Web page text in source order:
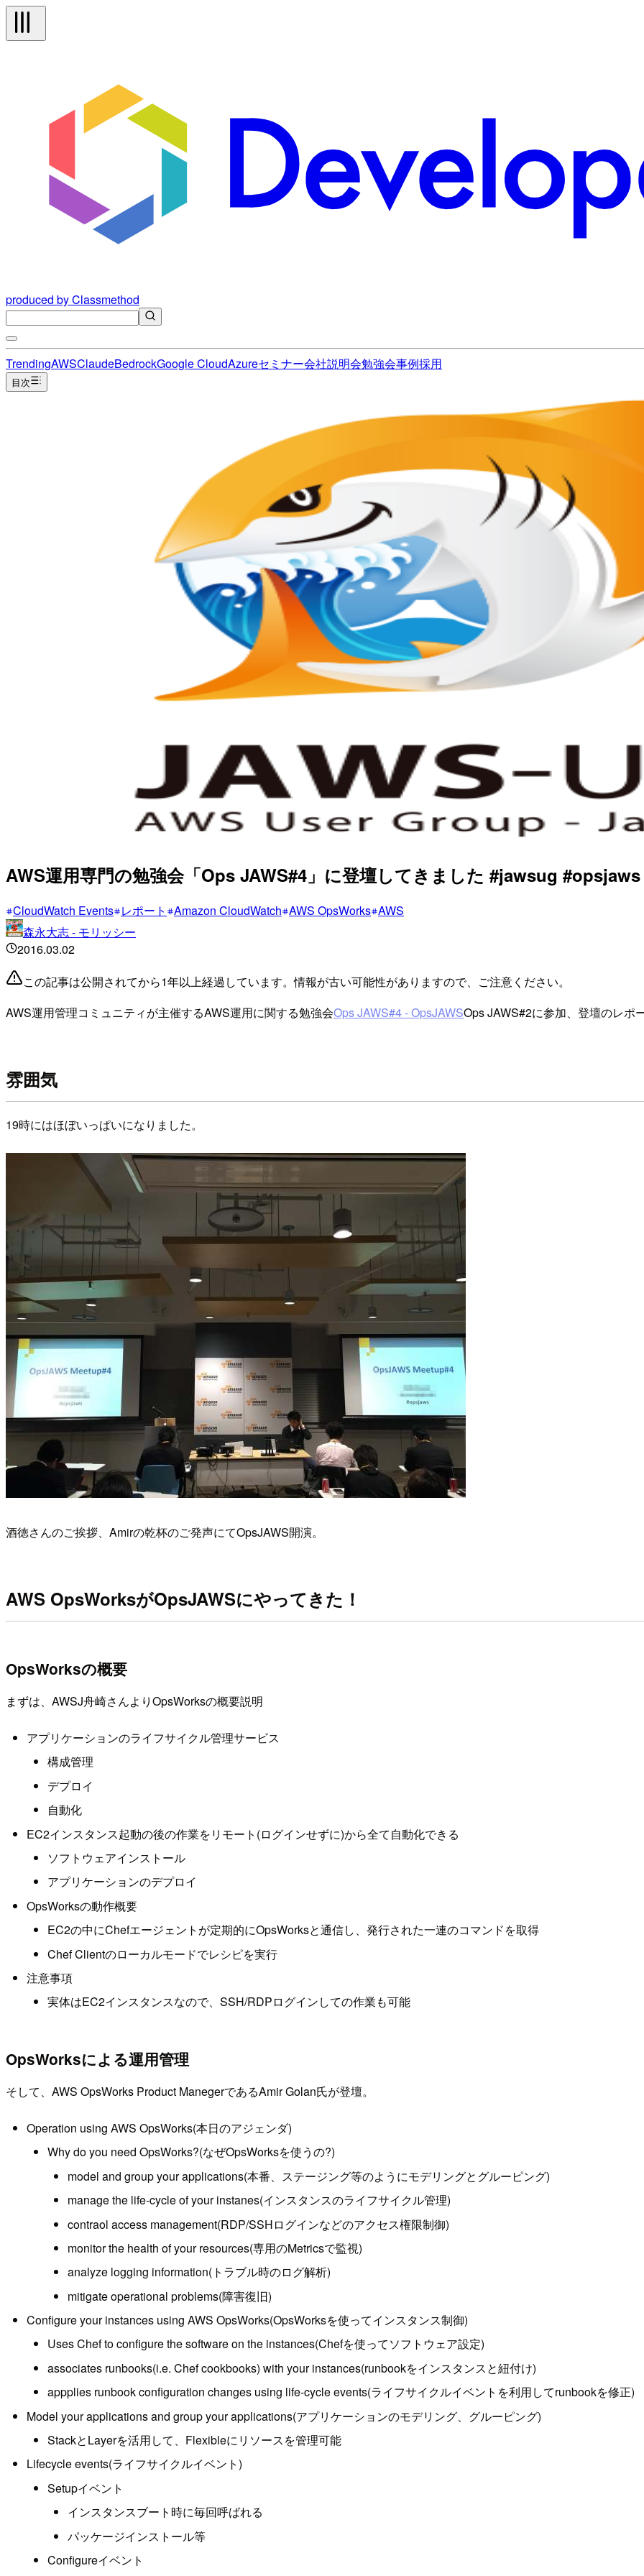
produced by Classmethod
TrendingAWSClaudeBedrockGoogle CloudAzureセミナー会社説明会勉強会事例採用
目次
AWS運用専門の勉強会「Ops JAWS#4」に登壇してきました #jawsug #opsjaws
CloudWatch Events レポート Amazon CloudWatch AWS OpsWorks AWS
森永大志 - モリッシー
2016.03.02
この記事は公開されてから1年以上経過しています。情報が古い可能性がありますので、ご注意ください。
AWS運用管理コミュニティが主催するAWS運用に関する勉強会Ops JAWS#4 - OpsJAWSOps JAWS#2に参加、登壇のレポ
雰囲気
19時にはほぼいっぱいになりました。
酒徳さんのご挨拶、Amirの乾杯のご発声にてOpsJAWS開演。
AWS OpsWorksがOpsJAWSにやってきた！
OpsWorksの概要
まずは、AWSJ舟崎さんよりOpsWorksの概要説明
アプリケーションのライフサイクル管理サービス
構成管理
デプロイ
自動化
EC2インスタンス起動の後の作業をリモート(ログインせずに)から全て自動化できる
ソフトウェアインストール
アプリケーションのデプロイ
OpsWorksの動作概要
EC2の中にChefエージェントが定期的にOpsWorksと通信し、発行された一連のコマンドを取得
Chef Clientのローカルモードでレシピを実行
注意事項
実体はEC2インスタンスなので、SSH/RDPログインしての作業も可能
OpsWorksによる運用管理
そして、AWS OpsWorks Product ManegerであるAmir Golan氏が登壇。
Operation using AWS OpsWorks(本日のアジェンダ)
Why do you need OpsWorks?(なぜOpsWorksを使うの?)
model and group your applications(本番、ステージング等のようにモデリングとグルーピング)
manage the life-cycle of your instanes(インスタンスのライフサイクル管理)
contraol access management(RDP/SSHログインなどのアクセス権限制御)
monitor the health of your resources(専用のMetricsで監視)
analyze logging information(トラブル時のログ解析)
mitigate operational problems(障害復旧)
Configure your instances using AWS OpsWorks(OpsWorksを使ってインスタンス制御)
Uses Chef to configure the software on the instances(Chefを使ってソフトウェア設定)
associates runbooks(i.e. Chef cookbooks) with your instances(runbookをインスタンスと紐付け)
appplies runbook configuration changes using life-cycle events(ライフサイクルイベントを利用してrunbookを修正)
Model your applications and group your applications(アプリケーションのモデリング、グルーピング)
StackとLayerを活用して、Flexibleにリソースを管理可能
Lifecycle events(ライフサイクルイベント)
Setupイベント
インスタンスブート時に毎回呼ばれる
パッケージインストール等
Configureイベント